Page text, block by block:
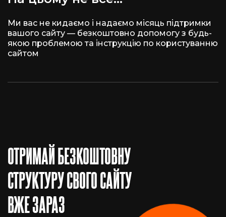
Ми вас не кидаємо і надаємо місяць підтримки
вашого сайту — безкоштовно допомогу з будь-
якою проблемою та інструкцію по користуванню
сайтом
ОТРИМАЙ БЕЗКОШТОВНУ
СТРУКТУРУ СВОГО САЙТУ
ВЖЕ ЗАРАЗ